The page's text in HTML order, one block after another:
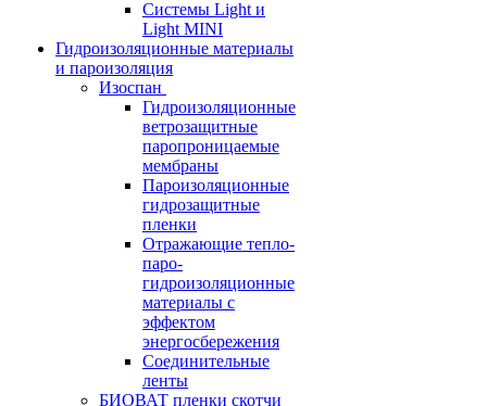
Системы Light и
Light MINI
Гидроизоляционные материалы
и пароизоляция
Изоспан
Гидроизоляционные
ветрозащитные
паропроницаемые
мембраны
Пароизоляционные
гидрозащитные
пленки
Отражающие тепло-
паро-
гидроизоляционные
материалы с
эффектом
энергосбережения
Соединительные
ленты
БИОВАТ пленки скотчи